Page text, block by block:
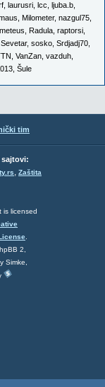
laurusri lcc ljuba.b
Milometer, nazgul75
Radula raptorsi
Sevetar, sosko Srdjadj70
VanZan vazduh
Šule
tim
sajtovi:
, Zaštita
is licensed
2,
Simke,